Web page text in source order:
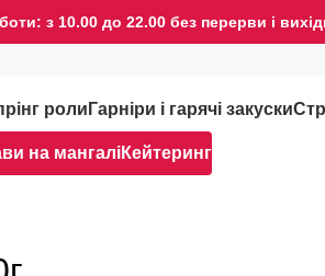
з 10.00 до 22.00 без перерви і
роли Гарніри і гарячі закуски
на мангаліКейтеринг